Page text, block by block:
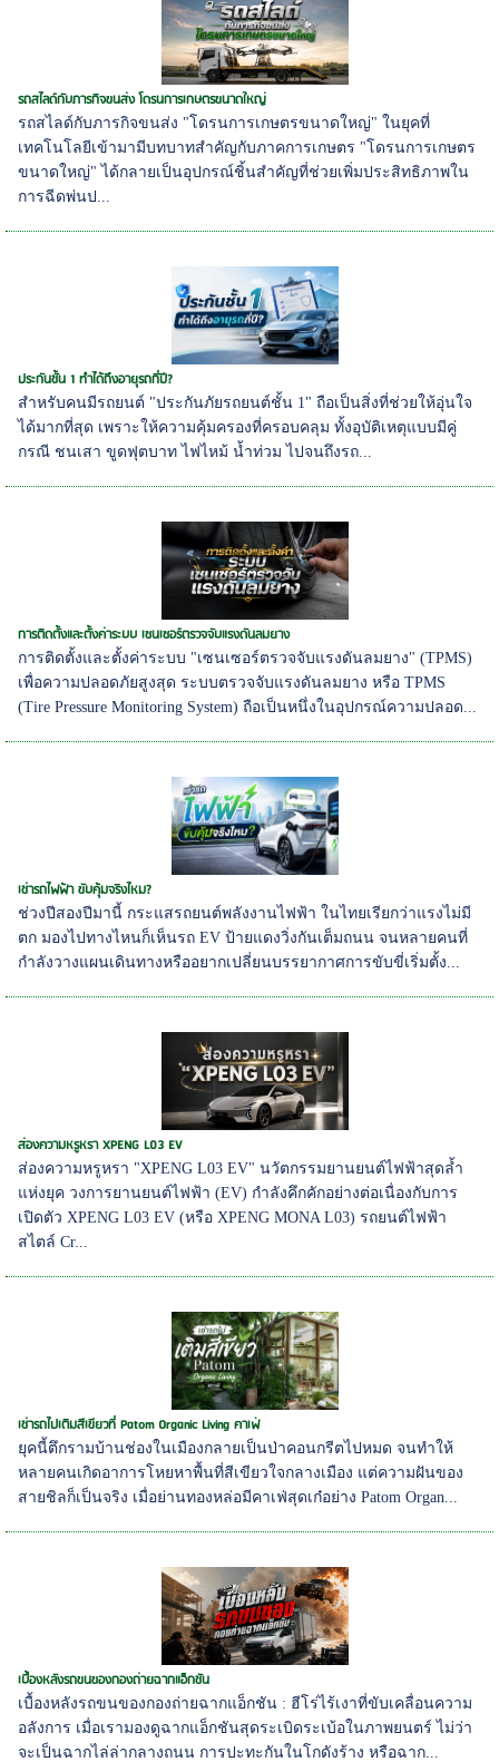
รถสไลด์กับภารกิจขนส่ง โดรนการเกษตรขนาดใหญ่
รถสไลด์กับภารกิจขนส่ง "โดรนการเกษตรขนาดใหญ่" ในยุคที่
เทคโนโลยีเข้ามามีบทบาทสำคัญกับภาคการเกษตร "โดรนการเกษตร
ขนาดใหญ่" ได้กลายเป็นอุปกรณ์ชิ้นสำคัญที่ช่วยเพิ่มประสิทธิภาพใน
การฉีดพ่นป...
ประกันชั้น 1 ทำได้ถึงอายุรถกี่ปี?
สำหรับคนมีรถยนต์ "ประกันภัยรถยนต์ชั้น 1" ถือเป็นสิ่งที่ช่วยให้อุ่นใจ
ได้มากที่สุด เพราะให้ความคุ้มครองที่ครอบคลุม ทั้งอุบัติเหตุแบบมีคู่
กรณี ชนเสา ขูดฟุตบาท ไฟไหม้ น้ำท่วม ไปจนถึงรถ...
การติดตั้งและตั้งค่าระบบ เซนเซอร์ตรวจจับแรงดันลมยาง
การติดตั้งและตั้งค่าระบบ "เซนเซอร์ตรวจจับแรงดันลมยาง" (TPMS)
เพื่อความปลอดภัยสูงสุด ระบบตรวจจับแรงดันลมยาง หรือ TPMS
(Tire Pressure Monitoring System) ถือเป็นหนึ่งในอุปกรณ์ความปลอด...
เช่ารถไฟฟ้า ขับคุ้มจริงไหม?
ช่วงปีสองปีมานี้ กระแสรถยนต์พลังงานไฟฟ้า ในไทยเรียกว่าแรงไม่มี
ตก มองไปทางไหนก็เห็นรถ EV ป้ายแดงวิ่งกันเต็มถนน จนหลายคนที่
กำลังวางแผนเดินทางหรืออยากเปลี่ยนบรรยากาศการขับขี่เริ่มตั้ง...
ส่องความหรูหรา XPENG L03 EV
ส่องความหรูหรา "XPENG L03 EV" นวัตกรรมยานยนต์ไฟฟ้าสุดล้ำ
แห่งยุค วงการยานยนต์ไฟฟ้า (EV) กำลังคึกคักอย่างต่อเนื่องกับการ
เปิดตัว XPENG L03 EV (หรือ XPENG MONA L03) รถยนต์ไฟฟ้า
สไตล์ Cr...
เช่ารถไปเติมสีเขียวที่ Patom Organic Living คาเฟ่
ยุคนี้ตึกรามบ้านช่องในเมืองกลายเป็นป่าคอนกรีตไปหมด จนทำให้
หลายคนเกิดอาการโหยหาพื้นที่สีเขียวใจกลางเมือง แต่ความฝันของ
สายชิลก็เป็นจริง เมื่อย่านทองหล่อมีคาเฟ่สุดเก๋อย่าง Patom Organ...
เบื้องหลังรถขนของกองถ่ายฉากแอ็กชัน
เบื้องหลังรถขนของกองถ่ายฉากแอ็กชัน : ฮีโร่ไร้เงาที่ขับเคลื่อนความ
อลังการ เมื่อเรามองดูฉากแอ็กชันสุดระเบิดระเบ้อในภาพยนตร์ ไม่ว่า
จะเป็นฉากไล่ล่ากลางถนน การปะทะกันในโกดังร้าง หรือฉาก...